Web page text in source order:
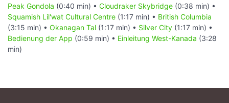
Peak Gondola (0:40 min) • Cloudraker Skybridge (0:38 min) •
Squamish Lil'wat Cultural Centre (1:17 min) • British Columbia
(3:15 min) • Okanagan Tal (1:17 min) • Silver City (1:17 min) •
Bedienung der App (0:59 min) • Einleitung West-Kanada (3:28
min)